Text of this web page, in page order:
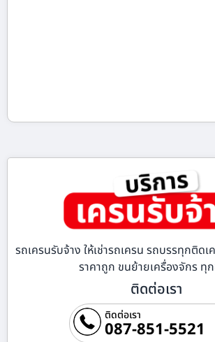
รถเครนรับจ้าง ให้เช่ารถเครน รถบรรทุกติด
ราคาถูก ขนย้ายเครื่องจักร ทุ
ติดต่อเรา
ติดต่อเรา
087-851-5521